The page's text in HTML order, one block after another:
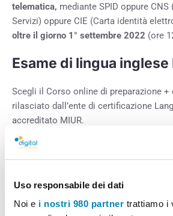
Uso responsabile dei dati
Noi e i nostri 980 partner trattiamo i
telematica, mediante SPID oppure
Servizi) oppure CIE (Carta identità
oltre il giorno 1° settembre 2022 (ore
Esame di lingua inglese
Scegli il Corso online di preparazione +
rilasciato dall’ente di certificazione
accreditato MIUR.
Sono disponibili i
livelli B2, C1 e C2;
onlinee copre tutte e 4 le abilità
Incluso nella tua iscrizione avrai: